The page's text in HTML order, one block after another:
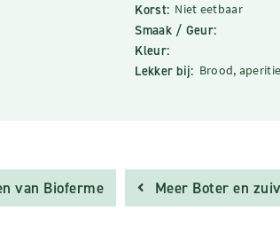
Korst: Niet eetbaar
Smaak / Geur:
Kleur:
Lekker bij: Brood,
van Bioferme Meer Boter en